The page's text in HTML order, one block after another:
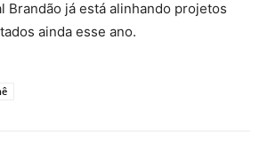
Brandão já está alinhando projetos
ainda esse ano.